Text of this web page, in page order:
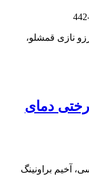
نازی قمشلو،
دمای
آخیم براونینگ